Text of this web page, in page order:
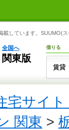
載しています。SUUMO(ス
全国へ
関東版
借りる
賃貸
宅サイ
関東 >